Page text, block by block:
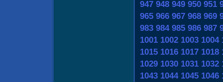
947 948 949 950 951
965 966 967 968 969
983 984 985 986 987
1001 1002 1003 1004
1015 1016 1017 1018
1029 1030 1031 1032
1043 1044 1045 1046